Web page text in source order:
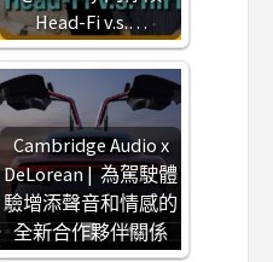
Head-Fi v.s.…
Cambridge Audio x
DeLorean | 為駕駛體
驗增添聲音和情感的
全新合作夥伴關係